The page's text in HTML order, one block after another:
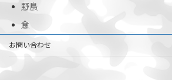
野鳥
食
お問い合わせ